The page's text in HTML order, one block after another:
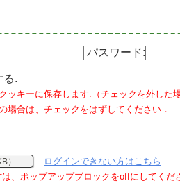
パスワード:
る.
ッキーに保存します.（チェックを外した
場合は、チェックをはずしてください．
）
ログインできない方はこちら
、ポップアップブロックをoffにしてくだ